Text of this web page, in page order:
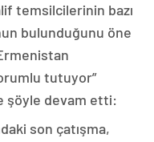
temsilcilerinin bazı
bulunduğunu öne
tutuyor”
şöyle devam etti:
son çatışma,